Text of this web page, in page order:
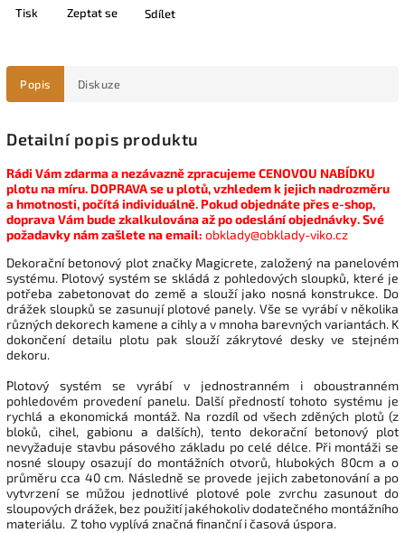
Tisk Zeptat se Sdílet
Popis Diskuze
Detailní popis produktu
Rádi Vám zdarma a nezávazně zpracujeme CENOVOU NABÍDKU
plotu na míru. DOPRAVA se u plotů, vzhledem k jejich nadrozměru
a hmotnosti, počítá individuálně. Pokud objednáte přes e-shop,
doprava Vám bude zkalkulována až po odeslání objednávky. Své
požadavky nám zašlete na email: obklady@obklady-viko.cz
Dekorační betonový plot značky Magicrete, založený na panelovém
systému. Plotový systém se skládá z pohledových sloupků, které je
potřeba zabetonovat do země a slouží jako nosná konstrukce. Do
drážek sloupků se zasunují plotové panely. Vše se vyrábí v několika
různých dekorech kamene a cihly a v mnoha barevných variantách. K
dokončení detailu plotu pak slouží zákrytové desky ve stejném
dekoru.
Plotový systém se vyrábí v jednostranném i oboustranném
pohledovém provedení panelu. Další předností tohoto systému je
rychlá a ekonomická montáž. Na rozdíl od všech zděných plotů (z
bloků, cihel, gabionu a dalších), tento dekorační betonový plot
nevyžaduje stavbu pásového základu po celé délce. Při montáži se
nosné sloupy osazují do montážních otvorů, hlubokých 80cm a o
průměru cca 40 cm. Následně se provede jejich zabetonování a po
vytvrzení se můžou jednotlivé plotové pole zvrchu zasunout do
sloupových drážek, bez použití jakéhokoliv dodatečného montážního
materiálu. Z toho vyplívá značná finanční i časová úspora.